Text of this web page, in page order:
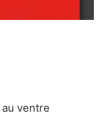
ventre